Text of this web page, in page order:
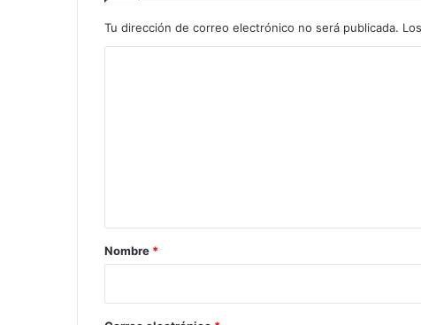
Tu dirección de correo electrónico no será publicada.
rNombre *